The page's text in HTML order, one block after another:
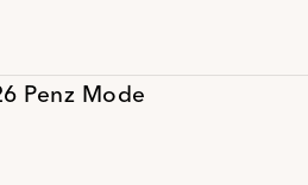
Penz Mode